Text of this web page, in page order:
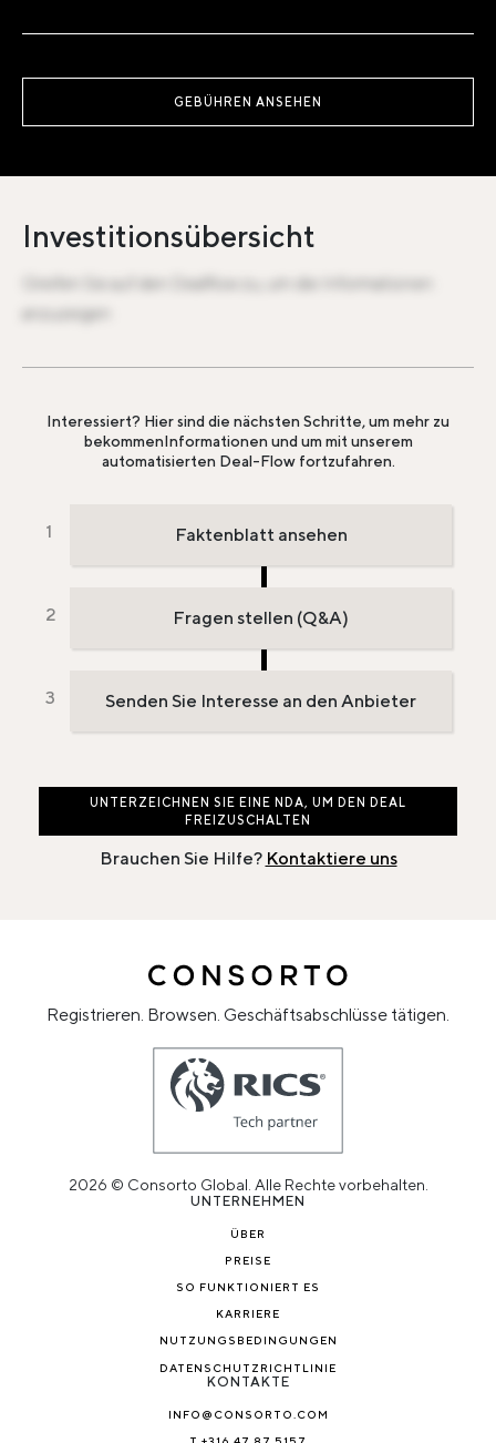
GEBÜHREN ANSEHEN
Investitionsübersicht
Greifen Sie auf den Dealflow zu, um die Informationen
anzuzeigen
Interessiert? Hier sind die nächsten Schritte, um mehr zu
bekommenInformationen und um mit unserem
automatisierten Deal-Flow fortzufahren.
Faktenblatt ansehen
Fragen stellen (Q&A)
Senden Sie Interesse an den Anbieter
UNTERZEICHNEN SIE EINE NDA, UM DEN DEAL
FREIZUSCHALTEN
Brauchen Sie Hilfe? Kontaktiere uns
Registrieren. Browsen. Geschäftsabschlüsse tätigen.
2026 © Consorto Global. Alle Rechte vorbehalten.
UNTERNEHMEN
ÜBER
PREISE
SO FUNKTIONIERT ES
KARRIERE
NUTZUNGSBEDINGUNGEN
DATENSCHUTZRICHTLINIE
KONTAKTE
INFO@CONSORTO.COM